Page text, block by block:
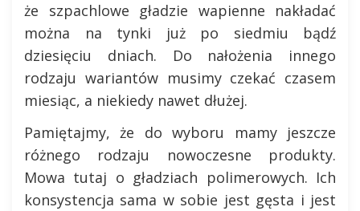
że szpachlowe gładzie wapienne nakładać
można na tynki już po siedmiu bądź
dziesięciu dniach. Do nałożenia innego
rodzaju wariantów musimy czekać czasem
miesiąc, a niekiedy nawet dłużej.
Pamiętajmy, że do wyboru mamy jeszcze
różnego rodzaju nowoczesne produkty.
Mowa tutaj o gładziach polimerowych. Ich
konsystencja sama w sobie jest gęsta i jest